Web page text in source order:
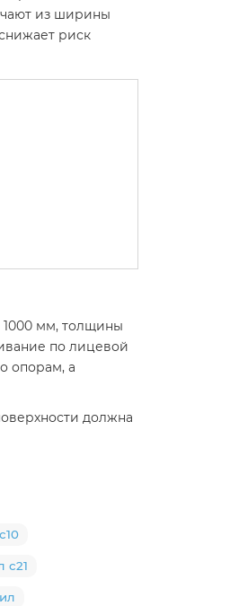
из ширины
риск
1000 мм, толщины
по лицевой
опорам, а
должна
с21